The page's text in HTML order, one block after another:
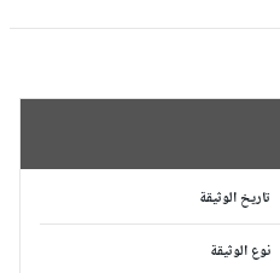
تاريخ الوثيقة
نوع الوثيقة